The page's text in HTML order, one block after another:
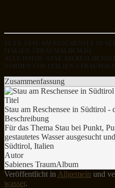
TEXT: STAU AM RESCHENSEE IN
ITALIEN ©TRAUMALBUM.DE
ALLE FOTOS: STAU AM
NORDEN VON ITALIEN
Zusammenfassung
Titel
Stau am Reschensee in Südtirol
Beschreibung
Für das Thema Stau bei Punkt,
gestautetes Wasser ausgesucht
Südtirol, Italien
Autor
Sabienes TraumAlbum
Veröffentlicht in Allgemein und
wasser.